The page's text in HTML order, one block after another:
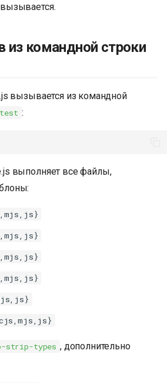
из командной строки
вызывается из командной
:
выполняет все файлы,
strip-types , дополнительно
К началу